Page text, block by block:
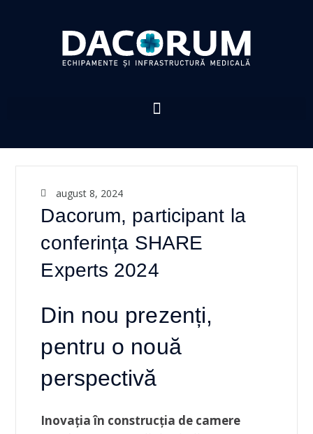
august 8, 2024
Dacorum, participant la
conferința SHARE
Experts 2024
Din nou prezenți,
pentru o nouă
perspectivă
Inovația în construcția de camere